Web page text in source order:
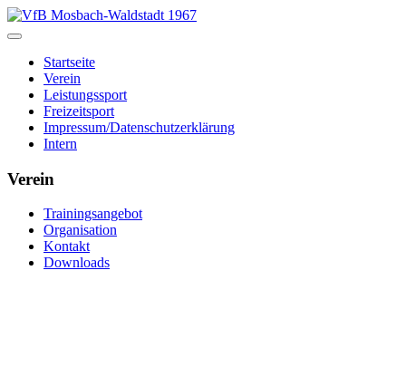
Startseite
Verein
Leistungssport
Freizeitsport
Impressum/Datenschutzerklärung
Intern
Verein
Trainingsangebot
Organisation
Kontakt
Downloads